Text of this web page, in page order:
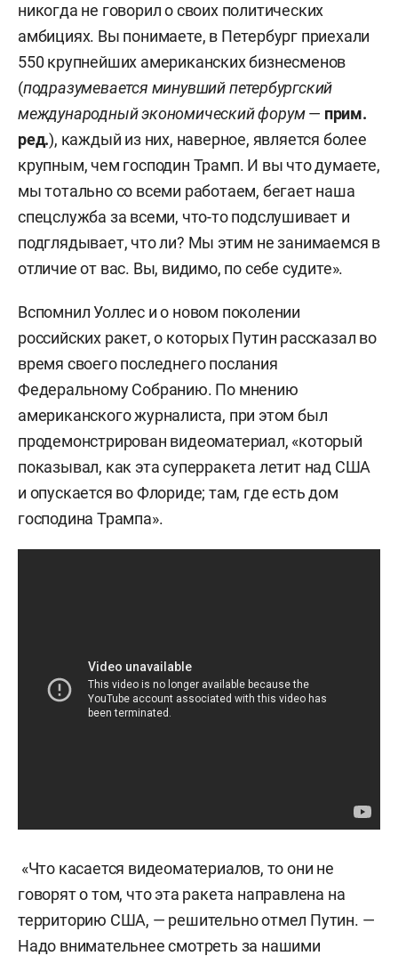
никогда не говорил о своих политических
амбициях. Вы понимаете, в Петербург приехали
550 крупнейших американских бизнесменов
(подразумевается минувший петербургский
международный экономический форум— прим.
ред.), каждый из них, наверное, является более
крупным, чем господин Трамп. И вы что думаете,
мы тотально со всеми работаем, бегает наша
спецслужба за всеми, что-то подслушивает и
подглядывает, что ли? Мы этим не занимаемся в
отличие от вас. Вы, видимо, по себе судите».
Вспомнил Уоллес и о новом поколении
российских ракет, о которых Путин рассказал во
время своего последнего послания
Федеральному Собранию. По мнению
американского журналиста, при этом был
продемонстрирован видеоматериал, «который
показывал, как эта суперракета летит над США
и опускается во Флориде; там, где есть дом
господина Трампа».
«Что касается видеоматериалов, то они не
говорят о том, что эта ракета направлена на
территорию США, — решительно отмел Путин. —
Надо внимательнее смотреть за нашими